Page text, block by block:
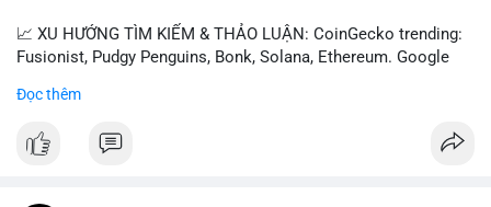
📈 XU HƯỚNG TÌM KIẾM & THẢO LUẬN: CoinGecko trending:
Fusionist, Pudgy Penguins, Bonk, Solana, Ethereum. Google
tiêu, vũ khí hạt nhân, đội tuyển Brasil, cúp U20 Châu Á.
UFC 310, Premier League, Champions League, NCAA Football,
Đọc thêm